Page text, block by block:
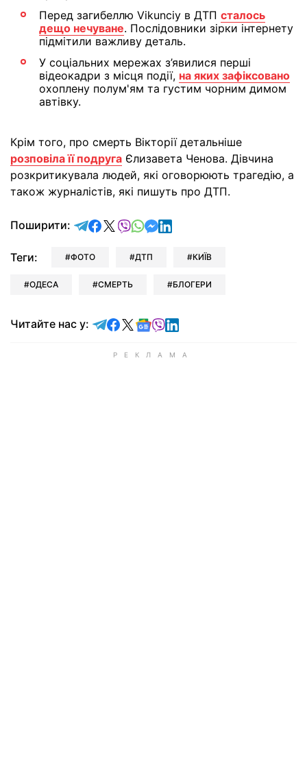
Перед загибеллю Vikunciy в ДТП сталось
дещо нечуване. Послідовники зірки інтернету
підмітили важливу деталь.
У соціальних мережах з’явилися перші
відеокадри з місця події, на яких зафіксовано
охоплену полум'ям та густим чорним димом
автівку.
Крім того, про смерть Вікторії детальніше
розповіла її подруга Єлизавета Ченова. Дівчина
розкритикувала людей, які оговорюють трагедію, а
також журналістів, які пишуть про ДТП.
Поширити: відправити у Telegram
поділитись у Facebook
поділитись у X
відправити у Viber
відправити у Whatsapp
відправити у Messenger
відправити у LinkedIn
Теги: ФОТО ДТП КИЇВ
ОДЕСА СМЕРТЬ БЛОГЕРИ
Читайте нас у: Читайте у Telegram
Читайте у Facebook
Читайте у X
Читайте у Google news
Читайте у Viber
Читайте у LinkedIn